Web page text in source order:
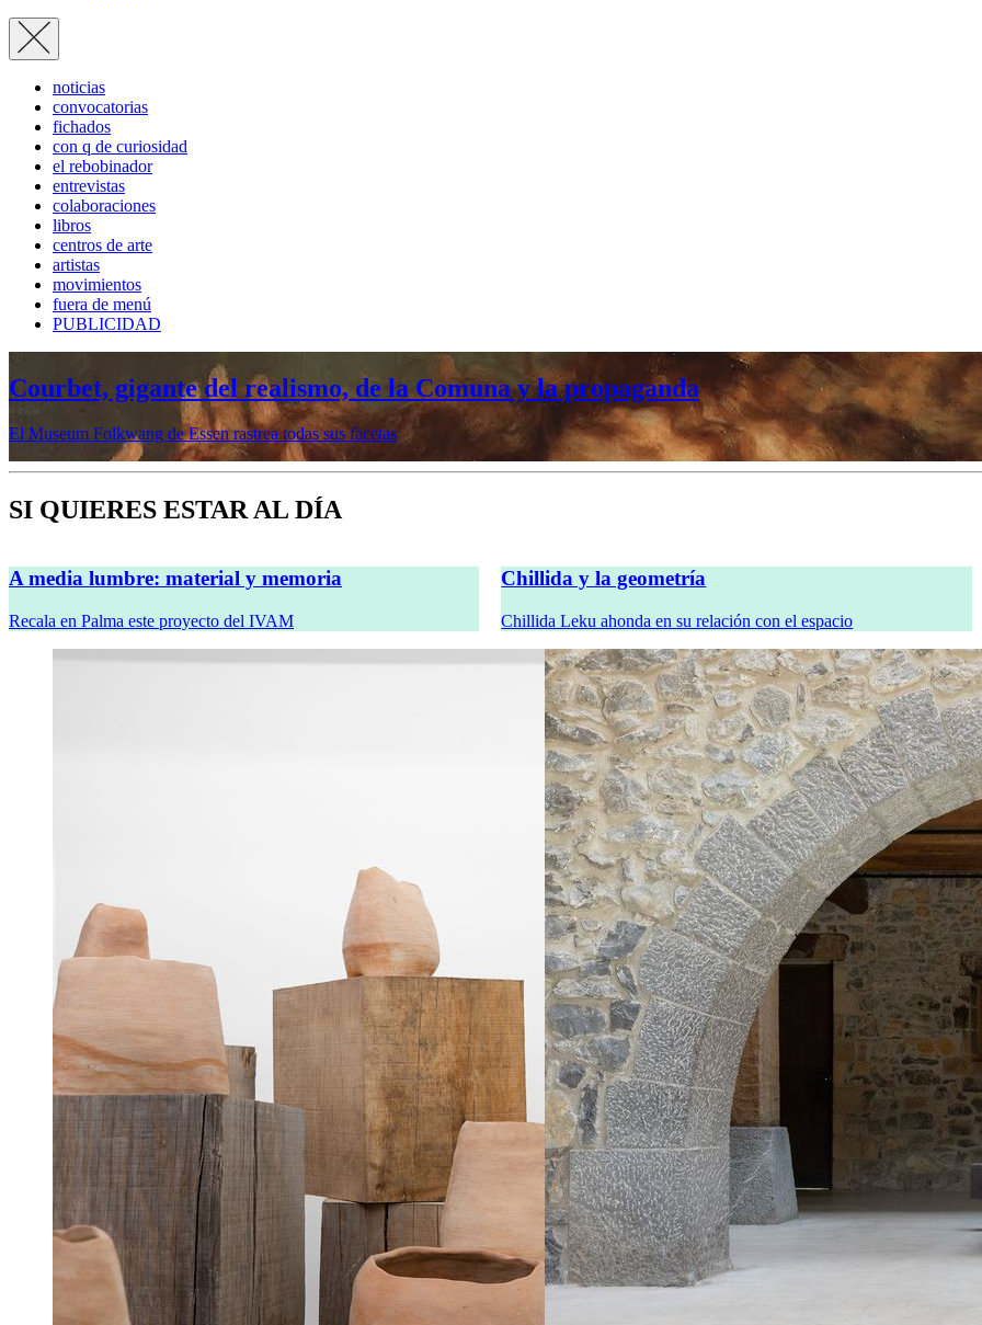
noticias
convocatorias
fichados
con q de curiosidad
el rebobinador
entrevistas
colaboraciones
libros
centros de arte
artistas
movimientos
fuera de menú
PUBLICIDAD
Courbet, gigante del realismo, de la Comuna y la propaganda
El Museum Folkwang de Essen rastrea todas sus facetas
SI QUIERES ESTAR AL DÍA
A media lumbre: material y memoria
Recala en Palma este proyecto del IVAM
Chillida y la geometría
Chillida Leku ahonda en su relación con el espacio